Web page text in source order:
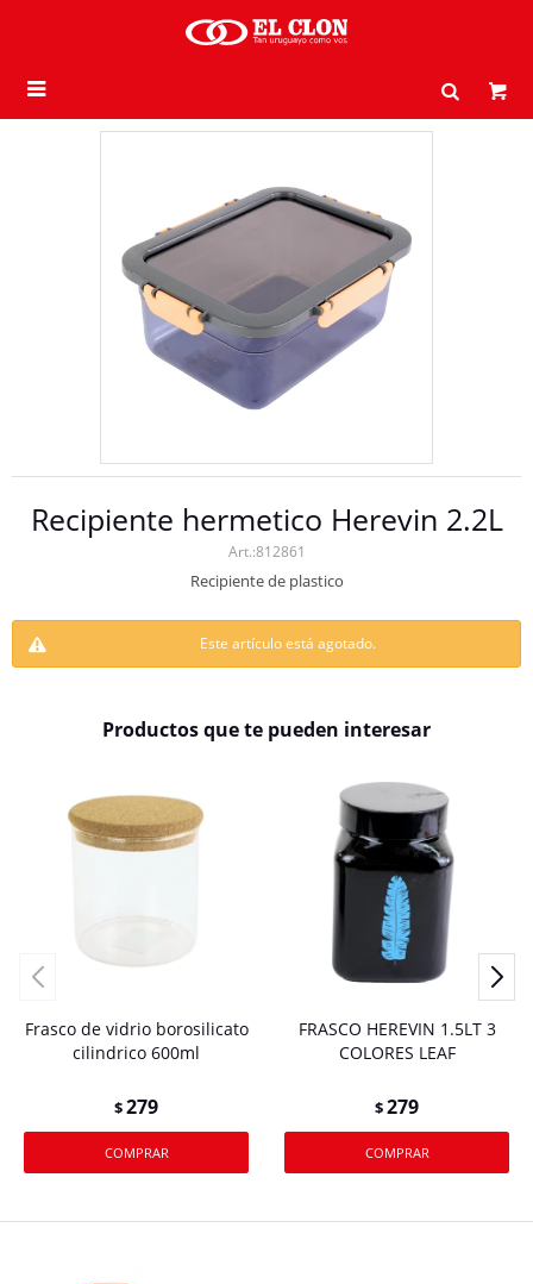

Recipiente hermetico Herevin 2.2L
812861
Recipiente de plastico
Este artículo está agotado.
Productos que te pueden interesar
Frasco de vidrio borosilicato
cilindrico 600ml
$279
FRASCO HEREVIN 1.5LT 3
COLORES LEAF
$279